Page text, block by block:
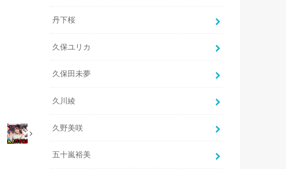
丹下桜
久保ユリカ
久保田未夢
久川綾
久野美咲
五十嵐裕美